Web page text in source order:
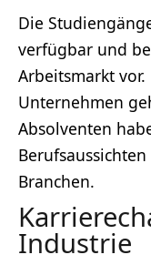
Die
verfügbar und
Arbeitsmarkt
Unternehmen
Absolventen
Branchen.
Industrie